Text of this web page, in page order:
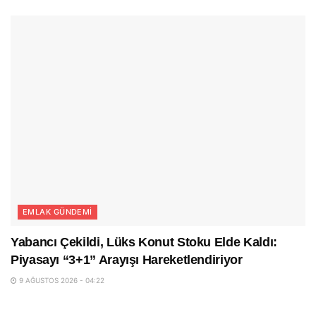
EMLAK GÜNDEMI
Yabancı Çekildi, Lüks Konut Stoku Elde Kaldı:
Piyasayı “3+1” Arayışı Hareketlendiriyor
9 AĞUSTOS 2026 - 04:22